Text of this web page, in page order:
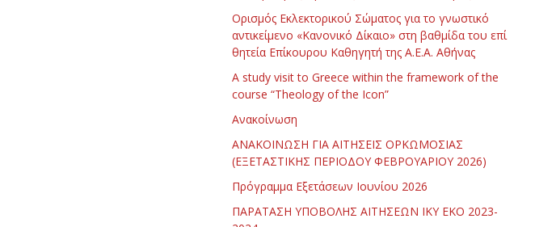
Ορισμός Εκλεκτορικού Σώματος για το γνωστικό
αντικείμενο «Κανονικό Δίκαιο» στη βαθμίδα του επί
θητεία Επίκουρου Καθηγητή της Α.Ε.Α. Αθήνας
Α study visit to Greece within the framework of the
course “Theology of the Icon”
Ανακοίνωση
ΑΝΑΚΟΙΝΩΣΗ ΓΙΑ ΑΙΤΗΣΕΙΣ ΟΡΚΩΜΟΣΙΑΣ
(ΕΞΕΤΑΣΤΙΚΗΣ ΠΕΡΙΟΔΟΥ ΦΕΒΡΟΥΑΡΙΟΥ 2026)
Πρόγραμμα Εξετάσεων Ιουνίου 2026
ΠΑΡΑΤΑΣΗ ΥΠΟΒΟΛΗΣ ΑΙΤΗΣΕΩΝ ΙΚΥ ΕΚΟ 2023-